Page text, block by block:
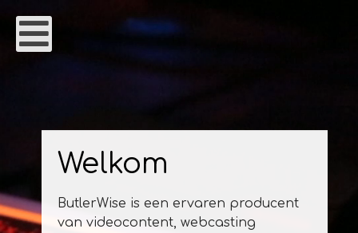
Welkom
ButlerWise is een ervaren producent
van videocontent, webcasting